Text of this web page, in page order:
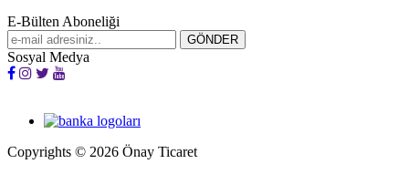
E-Bülten Aboneliği
Sosyal Medya
Copyrights © 2026 Önay Ticaret